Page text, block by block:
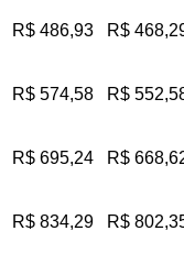
R$ 486,93 R$
R$ 574,58 R$
R$ 695,24 R$
R$ 834,29 R$